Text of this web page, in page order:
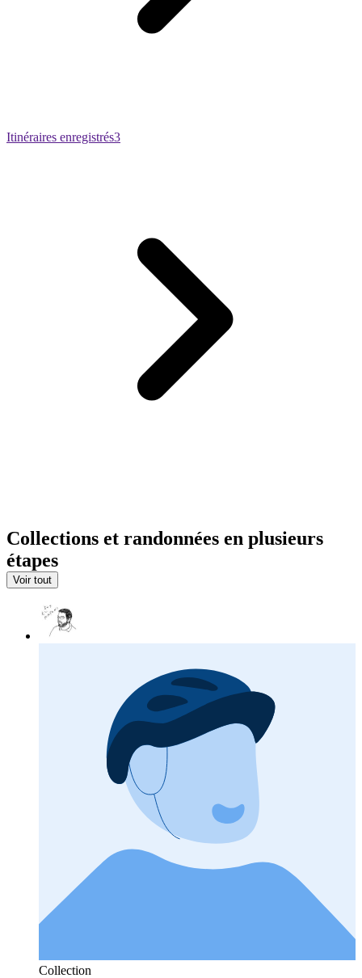
Itinéraires enregistrés3
Collections et randonnées en plusieurs
étapes
Voir tout
Collection